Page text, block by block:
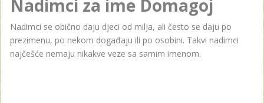
Nadimci za ime Domagoj
Nadimci se obično daju djeci od milja, ali često se daju po
prezimenu, po nekom događaju ili po osobini. Takvi nadimci
najčešće nemaju nikakve veze sa samim imenom.